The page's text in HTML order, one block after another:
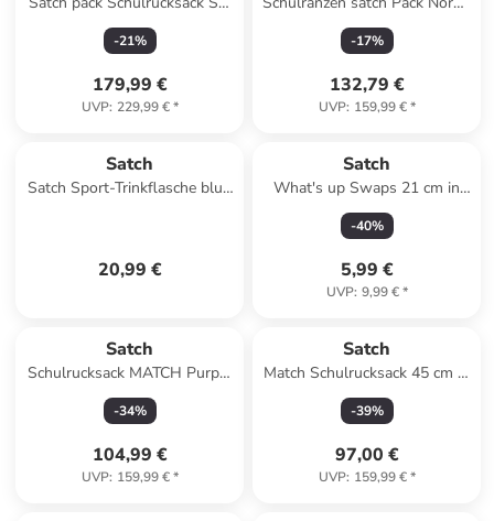
Denim Blue
-21%
179,99 €
UVP: 229,99 €*
Edition in Nordic Forest Green
-17%
132,79 €
UVP: 159,99 €*
Satch
Satch Sport-Trinkflasche blue
20,99 €
Satch
What's up Swaps 21 cm in
blue rose purple
-40%
5,99 €
UVP: 9,99 €*
Satch
Schulrucksack MATCH Purple
Phantom in Schwarz
-34%
104,99 €
UVP: 159,99 €*
Satch
Match Schulrucksack 45 cm in
Coral Reef
-39%
97,00 €
UVP: 159,99 €*